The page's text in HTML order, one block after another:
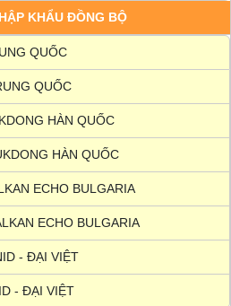
KHẨU ĐỒNG BỘ
QUỐC
QUỐC
HÀN QUỐC
HÀN QUỐC
ECHO BULGARIA
ECHO BULGARIA
- ĐẠI VIỆT
- ĐẠI VIỆT